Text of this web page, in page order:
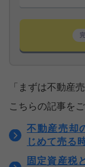
「まずは不動産
こちらの記事を
不動産売却
じめて売る
固定資産税